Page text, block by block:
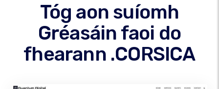
Tóg aon suíomh
Gréasáin faoi do
fhearann .CORSICA